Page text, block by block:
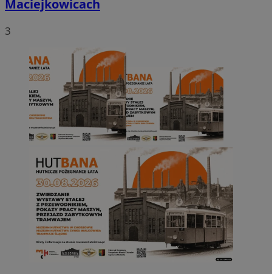
Maciejkowicach
3